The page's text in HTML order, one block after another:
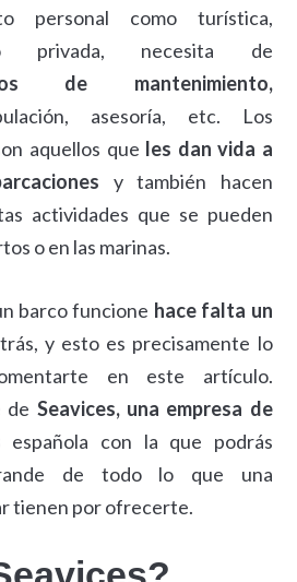
personal como turística,
privada, necesita de
de mantenimiento,
asesoría, etc. Los
aquellos que les dan vida a
y también hacen
actividades que se pueden
o en las marinas.
barco funcione hace falta un
y esto es precisamente lo
en este artículo.
de Seavices, una empresa de
española con la que podrás
de todo lo que una
tienen por ofrecerte.